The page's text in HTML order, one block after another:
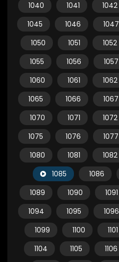
1040
1041 1042
1045
1046 1047
1050
1051 1052
1055
1056 1057
1060
1061 1062
1065
1066 1067
1070
1071 1072
1075
1076 1077
1080
1081 1082
1085
1086
1089
1090 1091
1094
1095 1096
1099
1100 1101
1104
1105 1106